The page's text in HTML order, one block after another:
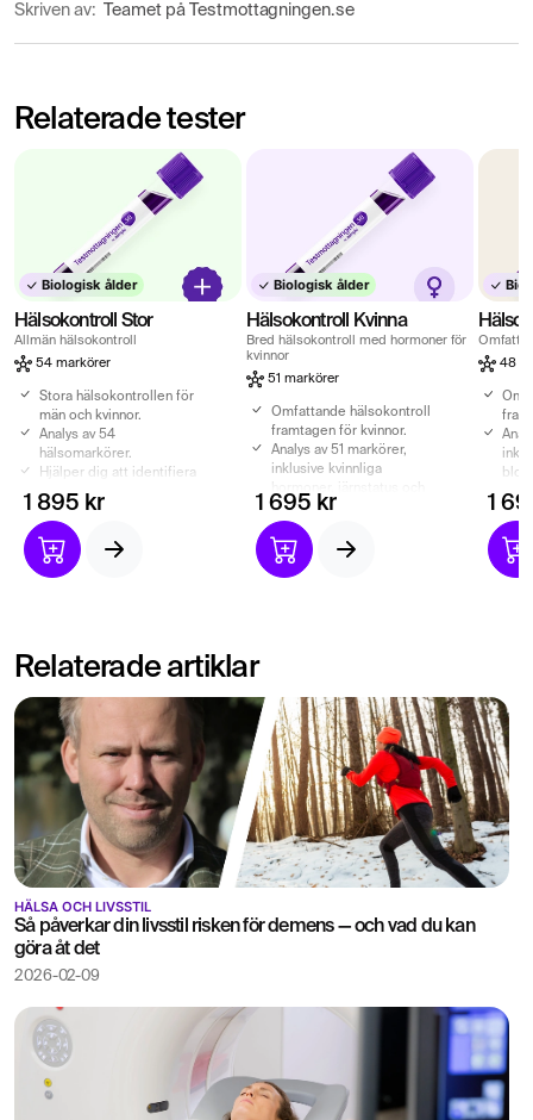
Skriven av: Teamet på Testmottagningen.se
Relaterade tester
Biologisk ålder
Hälsokontroll Stor
Allmän hälsokontroll
54 markörer
Stora hälsokontrollen för
män och kvinnor.
Analys av 54
hälsomarkörer.
Hjälper dig att identifiera
avvikande blodvärden.
Biologisk ålder ingår.
1 895 kr
Biologisk ålder
Hälsokontroll Kvinna
Bred hälsokontroll med hormoner för
kvinnor
51 markörer
Omfattande hälsokontroll
framtagen för kvinnor.
Analys av 51 markörer,
inklusive kvinnliga
sköldkörtel.
Hjälper dig att upptäcka
avvikande blodvärden och
riskfaktorer.
1 695 kr
48
och
1
Relaterade artiklar
HÄLSA OCH LIVSSTIL
Så påverkar din livsstil risken för demens — och vad du kan
göra åt det
2026-02-09